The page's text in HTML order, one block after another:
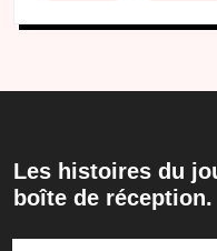
Les histoires du
boîte de réception.